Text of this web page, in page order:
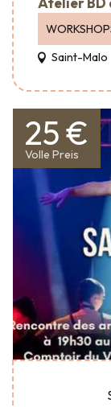
Saint-Malo
25 €
Volle Preis